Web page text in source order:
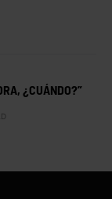
¿CUÁNDO?”